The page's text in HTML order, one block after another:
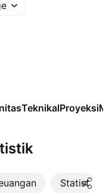
TeknikalProyeksi
Statistik